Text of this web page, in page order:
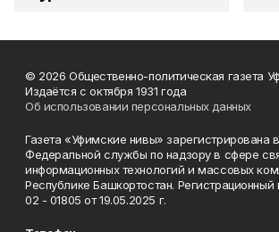
© 2026 Общественно-политическая газета
Издаётся с октября 1931 года
Об использовании персональных данных
Газета «Уфимские нивы» зарегистрирована
Федеральной службы по надзору в сфере
информационных технологий и массовых
Республике Башкортостан.
02 - 01805 от 19.05.2025 г.